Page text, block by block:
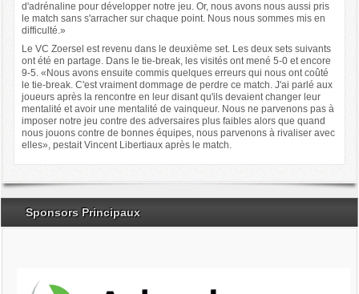
d'adrénaline pour développer notre jeu. Or, nous avons nous aussi pris
le match sans s'arracher sur chaque point. Nous nous sommes mis en
difficulté.»
Le VC Zoersel est revenu dans le deuxième set. Les deux sets suivants
ont été en partage. Dans le tie-break, les visités ont mené 5-0 et encore
9-5. «Nous avons ensuite commis quelques erreurs qui nous ont coûté
le tie-break. C'est vraiment dommage de perdre ce match. J'ai parlé aux
joueurs après la rencontre en leur disant qu'ils devaient changer leur
mentalité et avoir une mentalité de vainqueur. Nous ne parvenons pas à
imposer notre jeu contre des adversaires plus faibles alors que quand
nous jouons contre de bonnes équipes, nous parvenons à rivaliser avec
elles», pestait Vincent Libertiaux après le match.
Sponsors Principaux